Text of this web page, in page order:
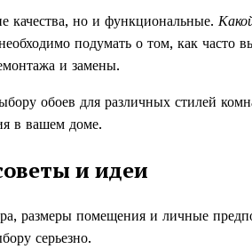
качества, но и функциональные.
подумать о том, как часто
и замены.
обоев для различных стилей
в вашем доме.
и идеи
размеры помещения и личные
серьезно.